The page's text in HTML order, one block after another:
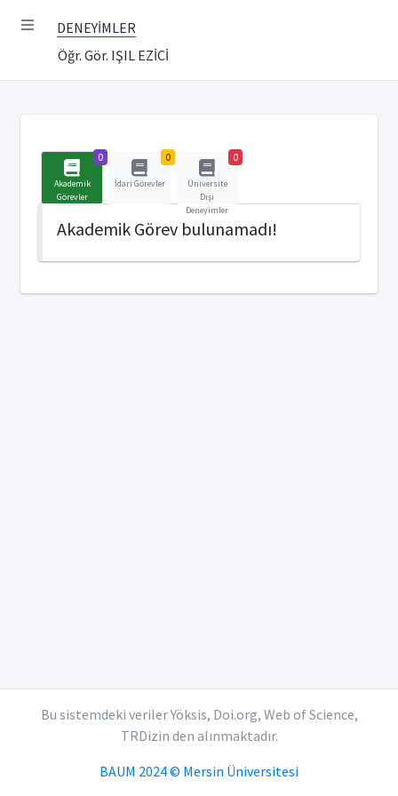
DENEYİMLER
Öğr. Gör. IŞIL EZİCİ
0
Akademik
Görevler
0
İdari Görevler
0
Üniversite
Dışı
Deneyimler
Akademik Görev bulunamadı!
Bu sistemdeki veriler Yöksis, Doi.org, Web of Science,
TRDizin den alınmaktadır.
BAUM 2024 © Mersin Üniversitesi